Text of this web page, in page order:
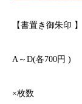
【書置き御朱印 】
A ～ D(各700円 )
×枚数